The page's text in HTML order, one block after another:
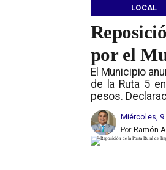
por el
El Municipio
de la Ruta 5
pesos.
LOCAL
Miércoles, 9
Ramón
Por